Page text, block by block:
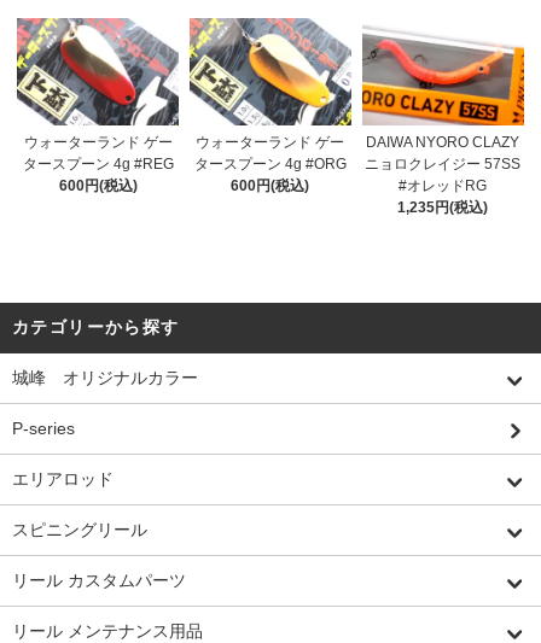
ウォーターランド ゲー
タースプーン 4g #REG
600円(税込)
ウォーターランド ゲー
タースプーン 4g #ORG
600円(税込)
DAIWA NYORO CLAZY
ニョロクレイジー 57SS
#オレッドRG
1,235円(税込)
カテゴリーから探す
城峰 オリジナルカラー
P-series
エリアロッド
スピニングリール
リール カスタムパーツ
リール メンテナンス用品